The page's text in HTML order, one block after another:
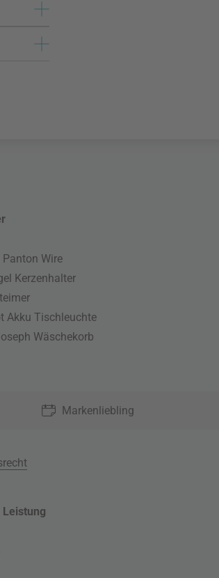
Wire
Kerzenhalter
Akku Tischleuchte
Wäschekorb
Markenliebling